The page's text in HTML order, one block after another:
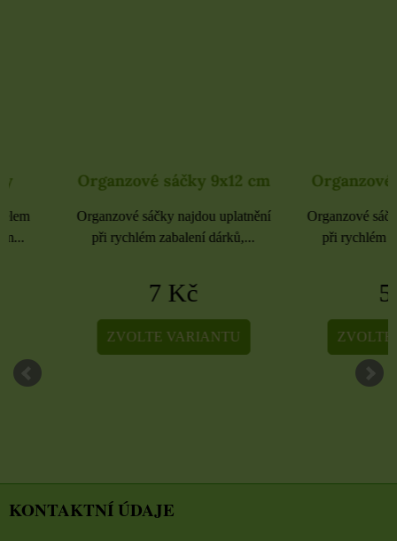
Organzové sáčky 9x12 cm
Organzové sáčky najdou uplatnění
při rychlém zabalení dárků,...
ZVOLTE VARIANTU
Organzové sáčky
Organzové sáčky najdou
při rychlém zabalení
ZVOLTE
KONTAKTNÍ ÚDAJE